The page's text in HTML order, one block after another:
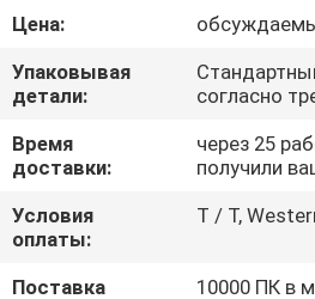
СВЯЗАТЬСЯ
С
НАМИ
НОВОСТИ
ЗАПРОСИТЬ
Цена:
Упаковывая
детали:
согласно
Время
доставки:
через 25
получили
Условия
оплаты:
T / T,
Поставка
10000 ПК в